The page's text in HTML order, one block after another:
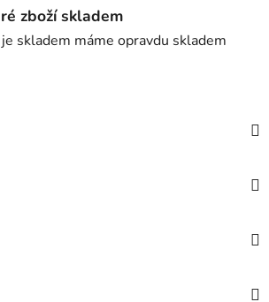
zboží skladem
skladem máme opravdu skladem